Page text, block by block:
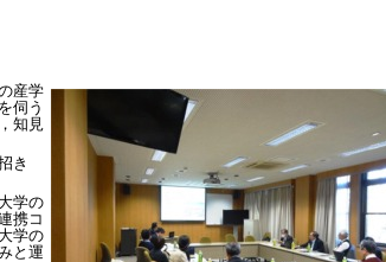
産学
伺う
知見
き
学の
携コ
学の
と運